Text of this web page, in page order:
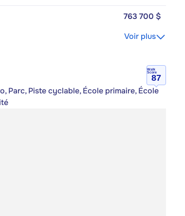
763 700 $
Voir plus
Walk
Score
87
Parc, Piste cyclable, École primaire, École